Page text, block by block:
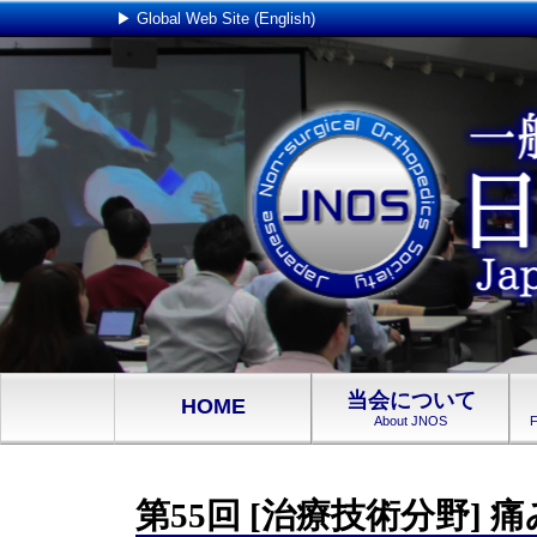
▶ Global Web Site (English)
HOME 当会について
About JNOS
第55回 [治療技術分野]